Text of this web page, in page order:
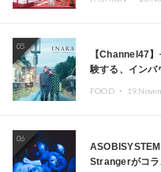
05
【Channel47
験する、インバ
FOOD ・
06
Strangerがコラ